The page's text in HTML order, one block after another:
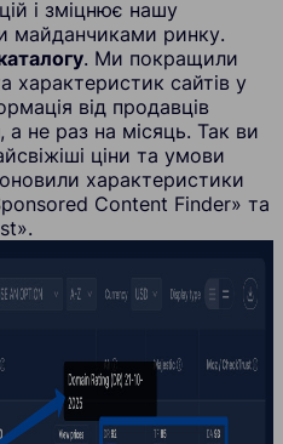
і зміцнює нашу
майданчиками ринку.
. Ми покращили
характеристик сайтів у
від продавців
, а не раз на місяць. Так ви
ціни та умови
характеристики
Content Finder» та